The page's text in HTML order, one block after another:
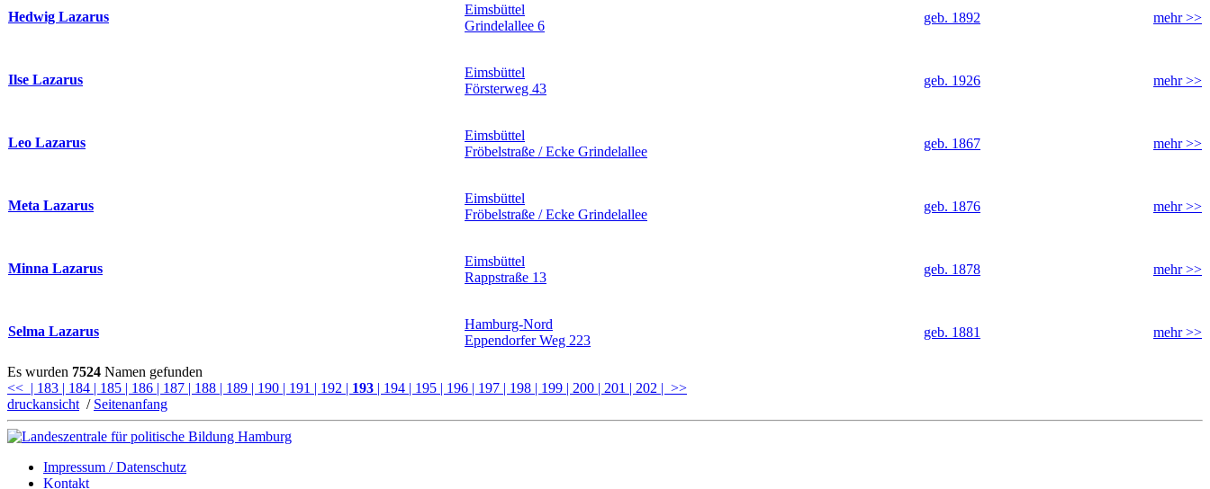
Hedwig Lazarus
Eimsbüttel
Grindelallee 6
geb. 1892 mehr >>
Ilse Lazarus
Eimsbüttel
Försterweg 43
geb. 1926 mehr >>
Leo Lazarus
Eimsbüttel
Fröbelstraße / Ecke Grindelallee
geb. 1867 mehr >>
Meta Lazarus
Eimsbüttel
Fröbelstraße / Ecke Grindelallee
geb. 1876 mehr >>
Minna Lazarus
Eimsbüttel
Rappstraße 13
geb. 1878 mehr >>
Selma Lazarus
Hamburg-Nord
Eppendorfer Weg 223
geb. 1881 mehr >>
Es wurden 7524 Namen gefunden
<< | 183 | 184 | 185 | 186 | 187 | 188 | 189 | 190 | 191 | 192 | 193 | 194 | 195 | 196 | 197 | 198 | 199 | 200 | 201 | 202 | >>
druckansicht / Seitenanfang
Impressum / Datenschutz
Kontakt